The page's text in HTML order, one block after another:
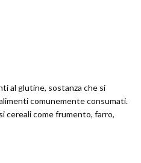
al glutine, sostanza che si
comunemente consumati.
cereali come frumento, farro,